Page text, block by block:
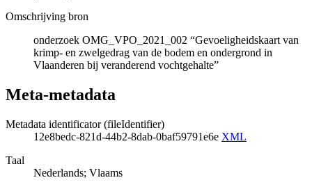
Omschrijving bron
onderzoek OMG_VPO_2021_002 “Gevoeligheidskaart van
krimp- en zwelgedrag van de bodem en ondergrond in
Vlaanderen bij veranderend vochtgehalte”
Meta-metadata
Metadata identificator (fileIdentifier)
12e8bedc-821d-44b2-8dab-0baf59791e6e XML
Taal
Nederlands; Vlaams